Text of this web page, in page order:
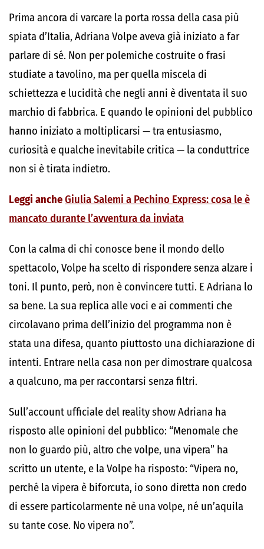
Prima ancora di varcare la porta rossa della casa più
spiata d’Italia, Adriana Volpe aveva già iniziato a far
parlare di sé. Non per polemiche costruite o frasi
studiate a tavolino, ma per quella miscela di
schiettezza e lucidità che negli anni è diventata il suo
marchio di fabbrica. E quando le opinioni del pubblico
hanno iniziato a moltiplicarsi — tra entusiasmo,
curiosità e qualche inevitabile critica — la conduttrice
non si è tirata indietro.
Leggi ancheGiulia Salemi a Pechino Express: cosa le è
mancato durante l’avventura da inviata
Con la calma di chi conosce bene il mondo dello
spettacolo, Volpe ha scelto di rispondere senza alzare i
toni. Il punto, però, non è convincere tutti. E Adriana lo
sa bene. La sua replica alle voci e ai commenti che
circolavano prima dell’inizio del programma non è
stata una difesa, quanto piuttosto una dichiarazione di
intenti. Entrare nella casa non per dimostrare qualcosa
a qualcuno, ma per raccontarsi senza filtri.
Sull’account ufficiale del reality show Adriana ha
risposto alle opinioni del pubblico: “Menomale che
non lo guardo più, altro che volpe, una vipera” ha
scritto un utente, e la Volpe ha risposto: “Vipera no,
perché la vipera è biforcuta, io sono diretta non credo
di essere particolarmente nè una volpe, né un’aquila
su tante cose. No vipera no”.